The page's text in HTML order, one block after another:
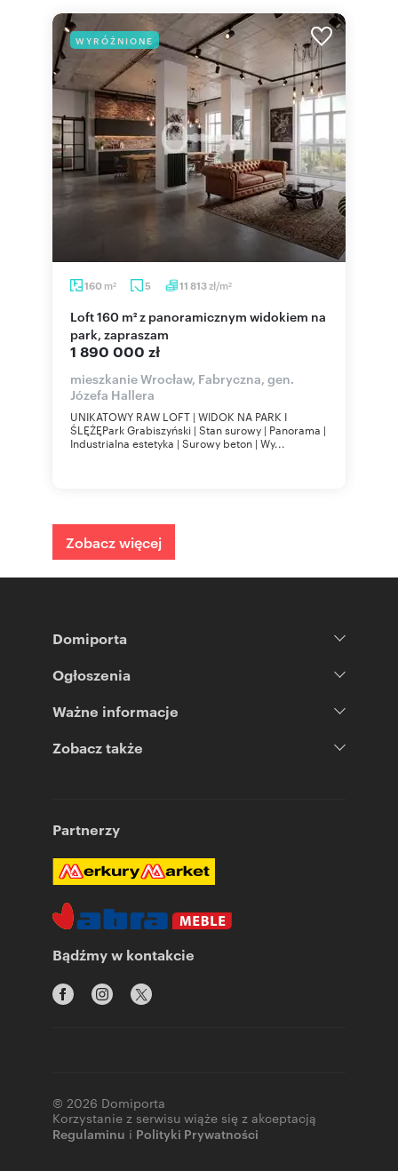
WYRÓŻNIONE
160 m2 5 11 813zł/m2
Loft 160 m² z panoramicznym widokiem na
park, zapraszam
1 890 000 zł
mieszkanie Wrocław, Fabryczna, gen.
Józefa Hallera
UNIKATOWY RAW LOFT | WIDOK NA PARK I
ŚLĘŻĘPark Grabiszyński | Stan surowy | Panorama |
Industrialna estetyka | Surowy beton | Wy...
Zobacz więcej
Domiporta
Ogłoszenia
Ważne informacje
Zobacz także
Partnerzy
Bądźmy w kontakcie
© 2026 Domiporta
Korzystanie z serwisu wiąże się z akceptacją
Regulaminu i Polityki Prywatności